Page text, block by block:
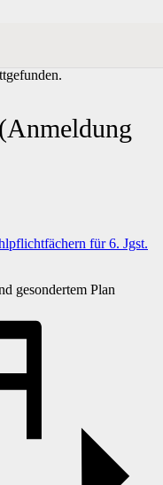
für 6. Jgst.
gesondertem Plan